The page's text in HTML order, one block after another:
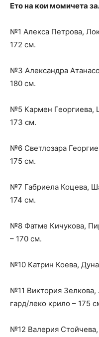
Ето на кои момичета
№1 Алекса Петрова,
172 см.
№3 Александра
180 см.
№5 Кармен Георгиева,
173 см.
№6 Светлозара
175 см.
№7 Габриела Коцева,
174 см.
№8 Фатме Кичукова,
– 170 см.
№10 Катрин Коева,
№11 Виктория
гард/леко крило – 175
№12 Валерия